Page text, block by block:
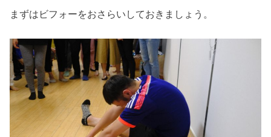
まずはビフォーをおさらいしておきましょう。